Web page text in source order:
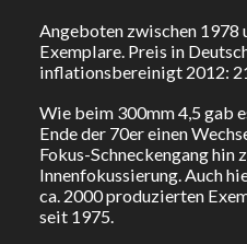
Angeboten zwischen 1978
Exemplare. Preis in
inflationsbereinigt 2012:
Wie beim 300mm 4,5 gab
Ende der 70er einen
Fokus-Schneckengang hin
Innenfokussierung. Auch
ca. 2000 produzierten
seit 1975.